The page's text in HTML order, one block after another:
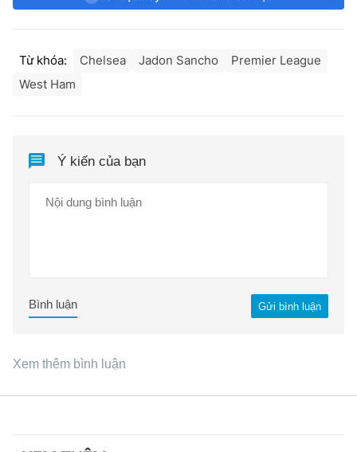
Từ khóa: Chelsea Jadon Sancho
Premier League
West Ham
Ý kiến của bạn
Gửi bình luận
Bình luận
Xem thêm bình luận